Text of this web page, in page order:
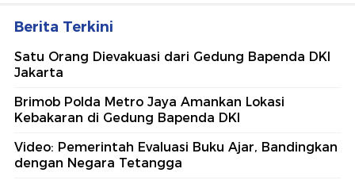
Berita Terkini
Satu Orang Dievakuasi dari Gedung Bapenda DKI
Jakarta
Brimob Polda Metro Jaya Amankan Lokasi
Kebakaran di Gedung Bapenda DKI
Video: Pemerintah Evaluasi Buku Ajar, Bandingkan
dengan Negara Tetangga